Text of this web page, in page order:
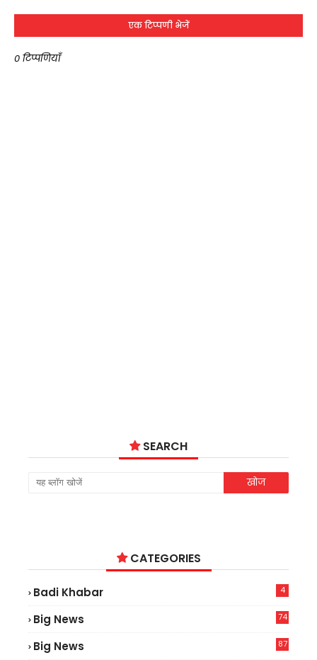
एक टिप्पणी भेजें
0 टिप्पणियाँ
SEARCH
CATEGORIES
Badi Khabar 4
Big News
74
Big News
87